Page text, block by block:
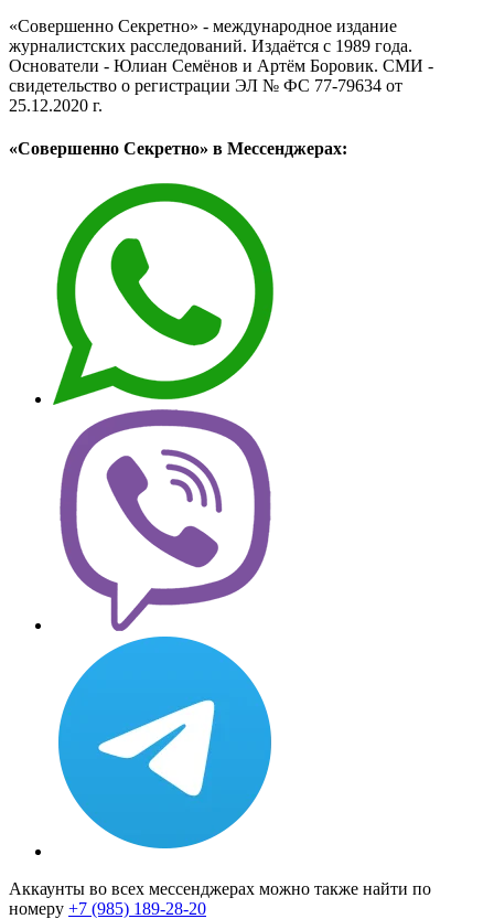
«Совершенно Секретно» - международное издание
журналистских расследований. Издаётся с 1989 года.
Основатели - Юлиан Семёнов и Артём Боровик. CМИ -
свидетельство о регистрации ЭЛ № ФС 77-79634 от
25.12.2020 г.
«Совершенно Секретно» в Мессенджерах:
Аккаунты во всех мессенджерах можно также найти по
номеру +7 (985) 189-28-20